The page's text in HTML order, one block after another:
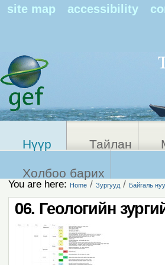
site map accessibility
Нүүр Тайлан
Холбоо барих
You are here: Home / Зургууд / Байгаль
06. Геологийн